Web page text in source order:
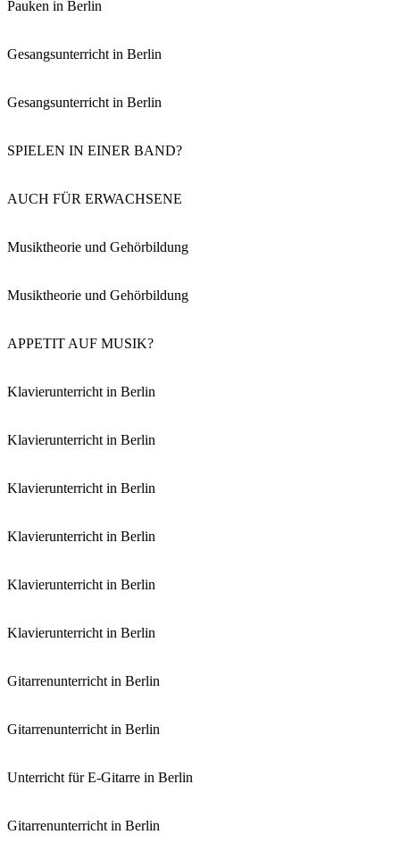
Pauken in Berlin
Gesangsunterricht in Berlin
Gesangsunterricht in Berlin
SPIELEN IN EINER BAND?
AUCH FÜR ERWACHSENE
Musiktheorie und Gehörbildung
Musiktheorie und Gehörbildung
APPETIT AUF MUSIK?
Klavierunterricht in Berlin
Klavierunterricht in Berlin
Klavierunterricht in Berlin
Klavierunterricht in Berlin
Klavierunterricht in Berlin
Klavierunterricht in Berlin
Gitarrenunterricht in Berlin
Gitarrenunterricht in Berlin
Unterricht für E-Gitarre in Berlin
Gitarrenunterricht in Berlin